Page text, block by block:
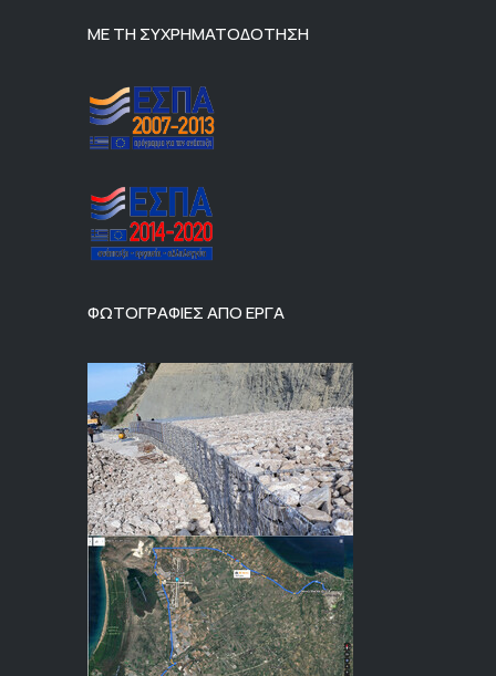
ΜΕ ΤΗ ΣΥΧΡΗΜΑΤΟΔΟΤΗΣΗ
ΦΩΤΟΓΡΑΦΙΕΣ ΑΠΟ ΕΡΓΑ